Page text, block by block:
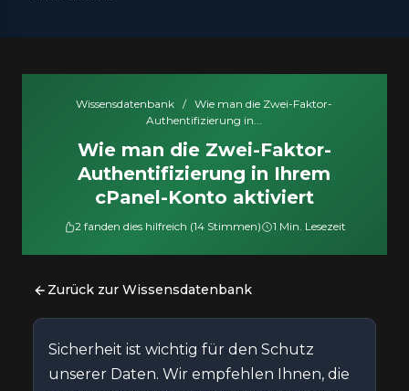
Wissensdatenbank / Wie man die Zwei-Faktor-
Authentifizierung in...
Wie man die Zwei-Faktor-
Authentifizierung in Ihrem
cPanel-Konto aktiviert
2 fanden dies hilfreich (14 Stimmen) 1 Min. Lesezeit
Zurück zur Wissensdatenbank
Sicherheit ist wichtig für den Schutz
unserer Daten. Wir empfehlen Ihnen, die